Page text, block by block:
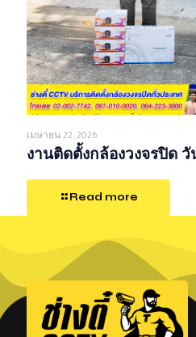
เมษายน 22, 2026
งานติดตั้งกล้องวงจรปิด วั
Read more